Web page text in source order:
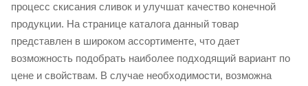
процесс скисания сливок и улучшат качество конечной
продукции. На странице каталога данный товар
представлен в широком ассортименте, что дает
возможность подобрать наиболее подходящий вариант по
цене и свойствам. В случае необходимости, возможна